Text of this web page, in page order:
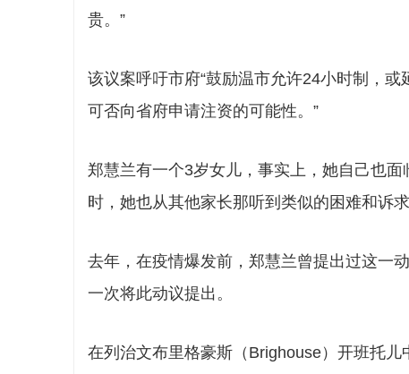
贵。”
该议案呼吁市府“鼓励温市允许24小时制，
可否向省府申请注资的可能性。”
郑慧兰有一个3岁女儿，事实上，她自己也
时，她也从其他家长那听到类似的困难和诉求
去年，在疫情爆发前，郑慧兰曾提出过这一
一次将此动议提出。
在列治文布里格豪斯（Brighouse）开班托